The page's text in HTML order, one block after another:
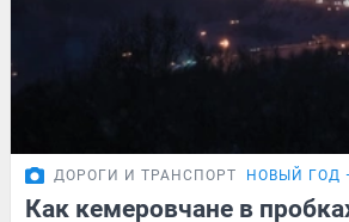
ДОРОГИ И ТРАНСПОРТ НОВЫЙ ГОД
Как кемеровчане в